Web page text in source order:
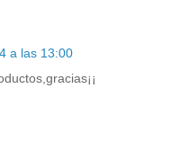
a las 13:00